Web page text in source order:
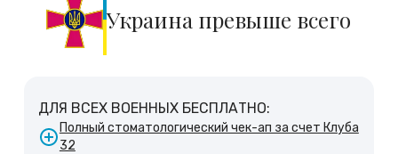
Украина превыше всего
ДЛЯ ВСЕХ ВОЕННЫХ БЕСПЛАТНО:
Полный стоматологический чек-ап за счет Клуба
32